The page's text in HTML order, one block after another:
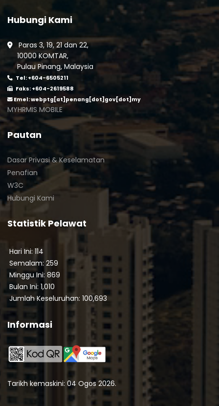
Hubungi Kami
Paras 3, 19, 21 dan 22,
10000 KOMTAR,
Pulau Pinang, Malaysia
Tel: +604-6505211
Faks: +604-2619588
Emel:webptg[at]penang[dot]gov[dot]my
MYHRMIS MOBILE
Pautan
Dasar Privasi & Keselamatan
Penafian
W3C
Hubungi Kami
Statistik Pelawat
Hari Ini: 114
Semalam: 259
Minggu Ini: 869
Bulan Ini: 1,010
Jumlah Keseluruhan: 100,693
Informasi
Tarikh kemaskini: 04 Ogos 2026.